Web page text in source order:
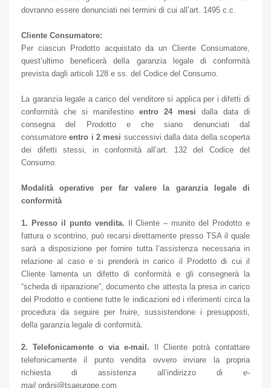
dovranno essere denunciati nei termini di cui all’art. 1495 c.c.
Cliente Consumatore:
Per ciascun Prodotto acquistato da un Cliente Consumatore,
quest’ultimo beneficerà della garanzia legale di conformità
prevista dagli articoli 128 e ss. del Codice del Consumo.
La garanzia legale a carico del venditore si applica per i difetti di
conformità che si manifestino entro 24 mesi dalla data di
consegna del Prodotto e che siano denunciati dal
consumatoreentro i 2 mesi successivi dalla data della scoperta
dei difetti stessi, in conformità all’art. 132 del Codice del
Consumo.
Modalità operative per far valere la garanzia legale di
conformità
1. Presso il punto vendita. Il Cliente – munito del Prodotto e
fattura o scontrino, può recarsi direttamente presso TSA il quale
sarà a disposizione per fornire tutta l’assistenza necessaria in
relazione al caso e si prenderà in carico il Prodotto di cui il
Cliente lamenta un difetto di conformità e gli consegnerà la
“scheda di riparazione”, documento che attesta la presa in carico
del Prodotto e contiene tutte le indicazioni ed i riferimenti circa la
procedura da seguire per fruire, sussistendone i presupposti,
della garanzia legale di conformità.
2. Telefonicamente o via e-mail. Il Cliente potrà contattare
telefonicamente il punto vendita ovvero inviare la propria
richiesta di assistenza all’indirizzo di e-
mail ordini@tsaeurope.com